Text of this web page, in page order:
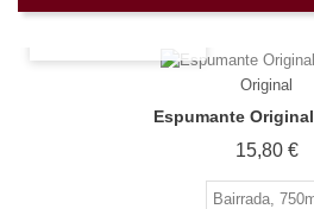
Original
Espumante
15,80 €
Bairrada,